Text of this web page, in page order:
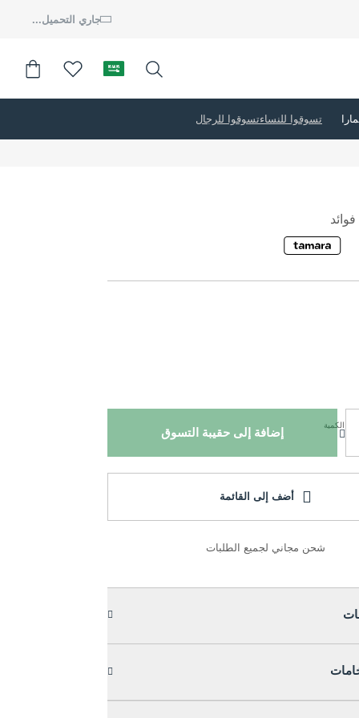
جاري التحميل...
تسوقوا للنساءتسوقوا للرجال
الكمية
إضافة إلى حقيبة التسوق
أضف إلى القائمة
شحن مجاني لجميع الطلبات